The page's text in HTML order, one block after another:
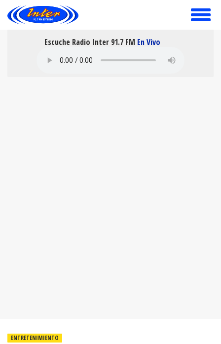
toggle
Escuche Radio Inter 91.7 FM En Vivo
ENTRETENIMIENTO